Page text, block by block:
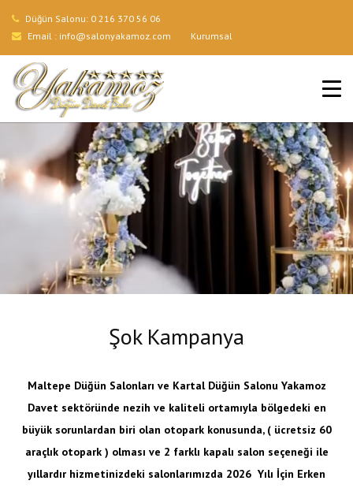
Düğün Salonu: 0 216 370 56 06
Email : info@salonyakamoz.com Kurumsal
ANA SAYFA
HIZMETLERIMIZ
MENÜLER
GALERI
BLOG
İLETIŞIM
Şok Kampanya
Maltepe Düğün Salonları ve Kartal Düğün Salonu Yakamoz
Davet sektöründe nezih ve kaliteli ortamıyla bölgedeki en
büyük sorunlardan biri olan otopark konusunda, ( ücretsiz 60
araçlık otopark ) olması ve 2 farklı kapalı salon seçeneği ile
yıllardır hizmetinizdeki salonlarımızda 2026 Yılı İçin Erken